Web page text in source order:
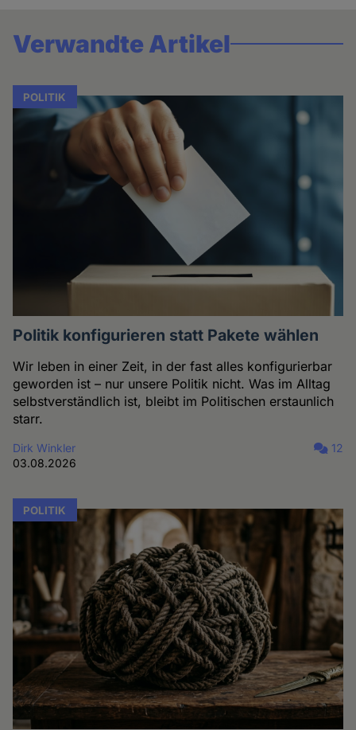
Verwandte Artikel
POLITIK
Politik konfigurieren statt Pakete wählen
Wir leben in einer Zeit, in der fast alles konfigurierbar
geworden ist – nur unsere Politik nicht. Was im Alltag
selbstverständlich ist, bleibt im Politischen erstaunlich
starr.
Dirk Winkler
03.08.2026
12
POLITIK